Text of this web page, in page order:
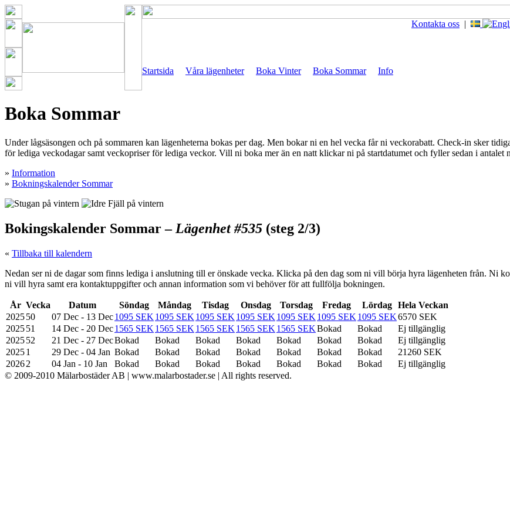
Kontakta oss |
Startsida Våra lägenheter Boka Vinter Boka Sommar Info
Boka Sommar
Under lågsäsongen och på sommaren kan lägenheterna bokas per dag. Men bokar ni en hel vecka får ni veckorabatt. Check-in sker
för lediga veckodagar samt veckopriser för lediga veckor. Vill ni boka mer än en natt klickar ni på startdatumet och fyller sedan i antalet
» Information
» Bokningskalender Sommar
Bokingskalender Sommar – Lägenhet #535 (steg 2/3)
« Tillbaka till kalendern
Nedan ser ni de dagar som finns lediga i anslutning till er önskade vecka. Klicka på den dag som ni vill börja hyra lägenheten från. Ni
ni vill hyra samt era kontaktuppgifter och annan information som vi behöver för att fullfölja bokningen.
År Vecka Datum Söndag Måndag Tisdag Onsdag Torsdag Fredag Lördag Hela Veckan
202550 07 Dec - 13 Dec1095 SEK 1095 SEK 1095 SEK 1095 SEK 1095 SEK 1095 SEK 1095 SEK6570 SEK
202551 14 Dec - 20 Dec1565 SEK 1565 SEK 1565 SEK 1565 SEK 1565 SEKBokad Bokad
Ej tillgänglig
202552 21 Dec - 27 DecBokad Bokad Bokad Bokad Bokad Bokad Bokad
Ej tillgänglig
20251 29 Dec - 04 Jan Bokad Bokad Bokad Bokad Bokad Bokad Bokad
21260 SEK
20262 04 Jan - 10 Jan Bokad Bokad Bokad Bokad Bokad Bokad Bokad
Ej tillgänglig
© 2009-2010 Mälarbostäder AB | www.malarbostader.se | All rights reserved.